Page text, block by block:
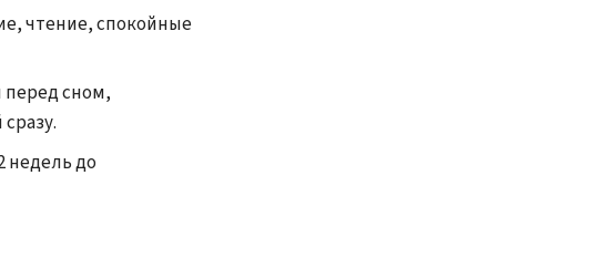
чтение, спокойные
перед сном,
недель до